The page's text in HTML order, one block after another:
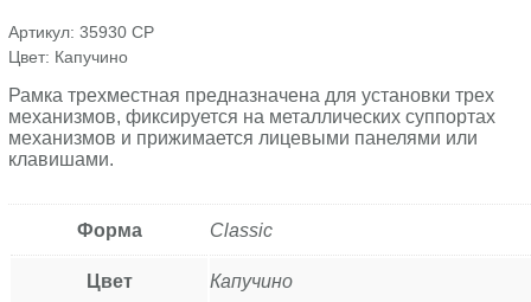
Артикул: 35930 CP
Цвет: Капучино
Рамка трехместная предназначена для установки трех
механизмов, фиксируется на металлических суппортах
механизмов и прижимается лицевыми панелями или
клавишами.
Форма Classic
Цвет Капучино